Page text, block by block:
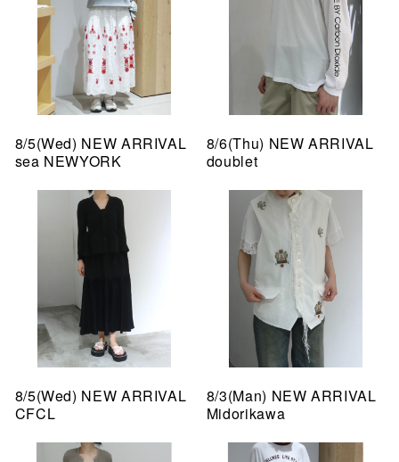
8/5(Wed) NEW ARRIVAL
sea NEWYORK
8/6(Thu) NEW ARRIVAL
doublet
8/5(Wed) NEW ARRIVAL
CFCL
8/3(Man) NEW ARRIVAL
Midorikawa